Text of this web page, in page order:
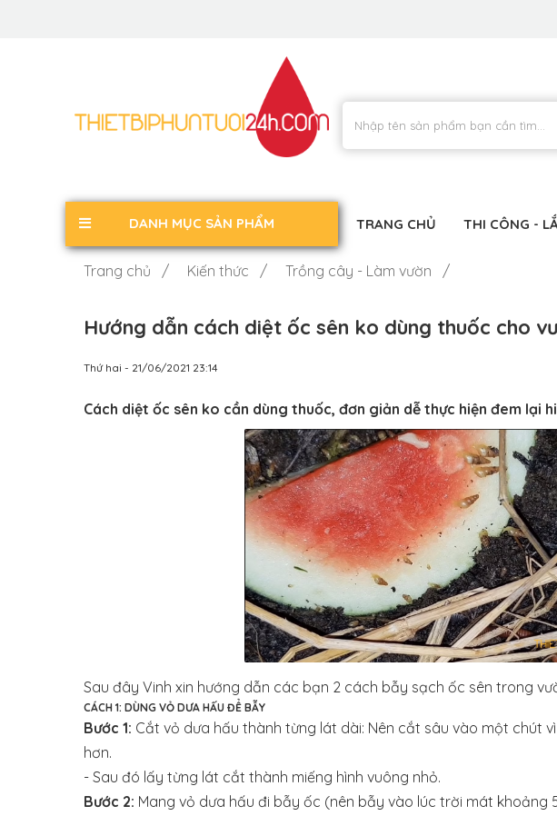
TRANG CHỦ THI CÔNG -
DANH MỤC SẢN PHẨM
Trang chủ / Kiến thức / Trồng cây - Làm vườn /
Hướng dẫn cách diệt ốc sên ko dùng thuốc cho
Thứ hai - 21/06/2021 23:14
Cách diệt ốc sên ko cần dùng thuốc, đơn giản dễ thực hiện đem lại
Sau đây Vinh xin hướng dẫn các bạn 2 cách bẫy sạch ốc sên trong
CÁCH 1: DÙNG VỎ DƯA HẤU ĐỂ BẪY
Bước 1: Cắt vỏ dưa hấu thành từng lát dài: Nên cắt sâu vào một chút
hơn.
- Sau đó lấy từng lát cắt thành miếng hình vuông nhỏ.
Bước 2: Mang vỏ dưa hấu đi bẫy ốc (nên bẫy vào lúc trời mát khoảng